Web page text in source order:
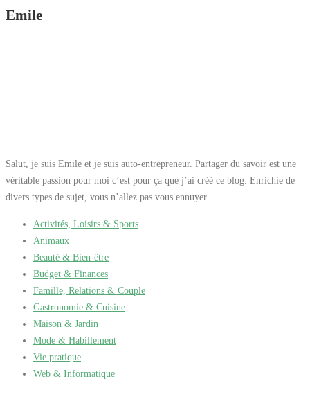
Emile
Salut, je suis Emile et je suis auto-entrepreneur. Partager du savoir est une
véritable passion pour moi c’est pour ça que j’ai créé ce blog. Enrichie de
divers types de sujet, vous n’allez pas vous ennuyer.
Activités, Loisirs & Sports
Animaux
Beauté & Bien-être
Budget & Finances
Famille, Relations & Couple
Gastronomie & Cuisine
Maison & Jardin
Mode & Habillement
Vie pratique
Web & Informatique